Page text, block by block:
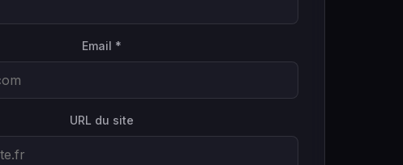
Email *
URL du site